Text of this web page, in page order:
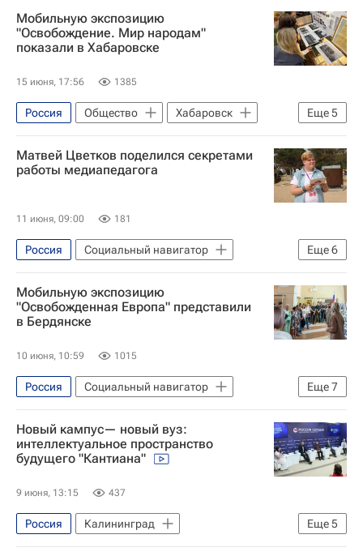
Мобильную экспозицию
"Освобождение. Мир народам"
показали в Хабаровске
15 июня, 17:56 1385
Еще5
Россия Общество
Хабаровск
Президентский фонд культурных инициатив
Освобождение. Мир народам
Социальный навигатор
Великая Отечественная война (1941-1945)
Матвей Цветков поделился секретами
работы медиапедагога
11 июня, 09:00 181
Еще6
Россия
Социальный навигатор
Детские вопросы
Юнкоры России сегодня
Медиалаборатория в "Орленке"
Орленок (детский центр)
Краснодарский край
Фотография
Мобильную экспозицию
"Освобожденная Европа" представили
в Бердянске
10 июня, 10:59 1015
Еще7
Россия
Социальный навигатор
Бердянск
Донбасс
Совинформбюро
Президентский фонд культурных инициатив
Общество
Освобождение. Мир народам
Освобождение. Путь к Победе
Новый кампус— новый вуз:
интеллектуальное пространство
будущего "Кантиана"
9 июня, 13:15 437
Еще5
Россия
Калининград
Балтийский федеральный университет